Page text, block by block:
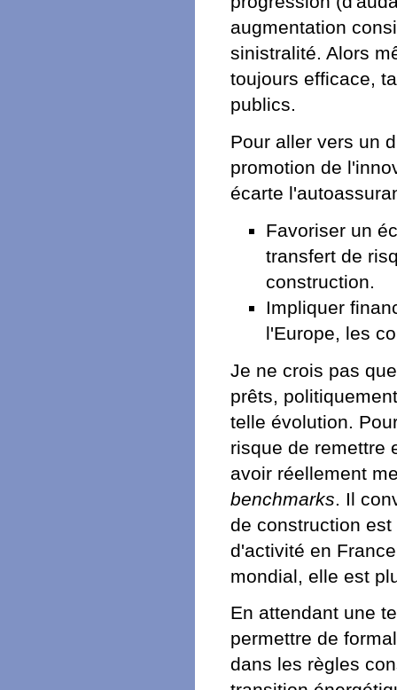
augmentation
sinistralité. Alors
toujours efficace,
publics.
Pour aller vers un
promotion de
écarte
Favoriser un
transfert de
construction.
Impliquer
l'Europe, les
Je ne crois pas
prêts,
telle évolution.
risque de remettre
avoir réellement
benchmarks. Il
de construction
d'activité en
mondial, elle est
En attendant une
permettre de
dans les règles